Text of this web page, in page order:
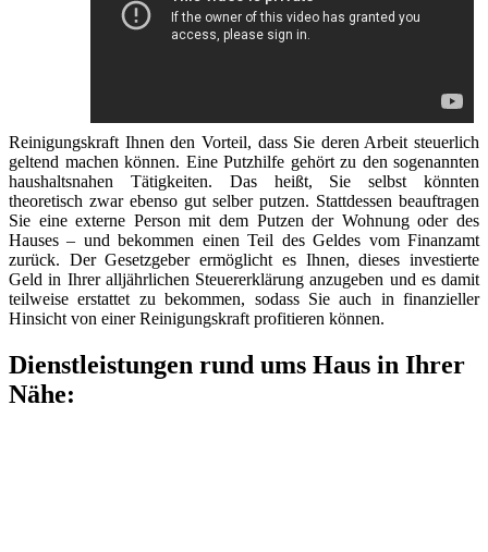
Reinigungskraft Ihnen den Vorteil, dass Sie deren Arbeit steuerlich
geltend machen können. Eine Putzhilfe gehört zu den sogenannten
haushaltsnahen Tätigkeiten. Das heißt, Sie selbst könnten
theoretisch zwar ebenso gut selber putzen. Stattdessen beauftragen
Sie eine externe Person mit dem Putzen der Wohnung oder des
Hauses – und bekommen einen Teil des Geldes vom Finanzamt
zurück. Der Gesetzgeber ermöglicht es Ihnen, dieses investierte
Geld in Ihrer alljährlichen Steuererklärung anzugeben und es damit
teilweise erstattet zu bekommen, sodass Sie auch in finanzieller
Hinsicht von einer Reinigungskraft profitieren können.
Dienstleistungen rund ums Haus in Ihrer
Nähe: